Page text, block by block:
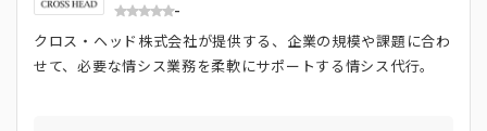
がら、定常業務の負担軽減ならびに企業全体の業務効率化に貢
献することのできるサービスです。
-
クロス・ヘッド株式会社が提供する、企業の規模や課題に合わ
せて、必要な情シス業務を柔軟にサポートする情シス代行。